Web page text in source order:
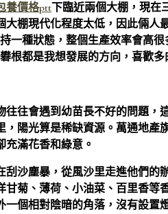
養價格ptt下臨近兩個大棚，現在
大棚現代化程度太低，因此倆人
一種狀態，整個生產效率會高
根都是我想發展的方向，喜歡
往往會遇到幼苗長不好的問題，
，陽光算是稀缺資源。萬通地產
滿花香和綠意。
沙塵暴，從風沙里走進他們的
甘菊、薄荷、小油菜、百里香等
一個相對陰暗的角落，沒有設置